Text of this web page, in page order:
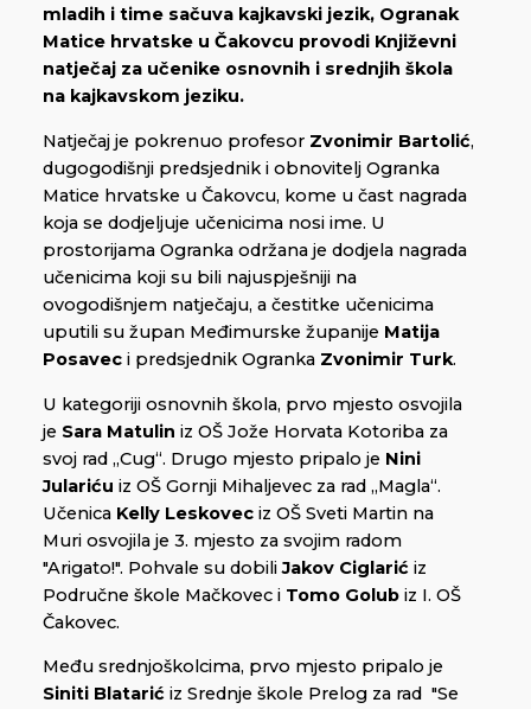
mladih i time sačuva kajkavski jezik, Ogranak
Matice hrvatske u Čakovcu provodi Književni
natječaj za učenike osnovnih i srednjih škola
na kajkavskom jeziku.
Natječaj je pokrenuo profesor Zvonimir Bartolić,
dugogodišnji predsjednik i obnovitelj Ogranka
Matice hrvatske u Čakovcu, kome u čast nagrada
koja se dodjeljuje učenicima nosi ime. U
prostorijama Ogranka održana je dodjela nagrada
učenicima koji su bili najuspješniji na
ovogodišnjem natječaju, a čestitke učenicima
uputili su župan Međimurske županije Matija
Posavec i predsjednik Ogranka Zvonimir Turk.
U kategoriji osnovnih škola, prvo mjesto osvojila
je Sara Matulin iz OŠ Jože Horvata Kotoriba za
svoj rad „Cug“. Drugo mjesto pripalo je Nini
Julariću iz OŠ Gornji Mihaljevec za rad „Magla“.
Učenica Kelly Leskovec iz OŠ Sveti Martin na
Muri osvojila je 3. mjesto za svojim radom
"Arigato!". Pohvale su dobiliJakov Ciglarić iz
Područne škole Mačkovec i Tomo Golub iz I. OŠ
Čakovec.
Među srednjoškolcima, prvo mjesto pripalo je
Siniti Blatarić iz Srednje škole Prelog za rad "Se